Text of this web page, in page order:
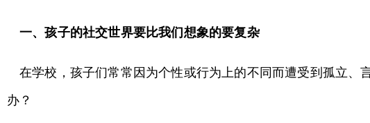
一、孩子的社交世界要比我们想象的要复杂
在学校，孩子们常常因为个性或行为上的不同而遭受到孤立
办？